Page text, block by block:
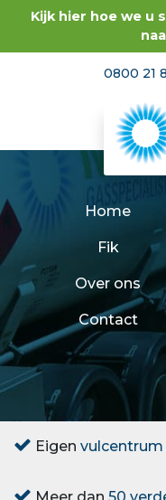
Kijk hier hoe we u
0800 21
Home
Fik
Over ons
Contact
Eigen vulcentrum